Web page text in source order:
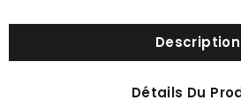
Description
Détails Du